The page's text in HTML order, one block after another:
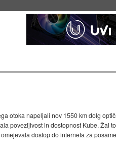
otoka napeljali nov 1550 km dolg
povezljivost in dostopnost Kube. Žal
dostop do interneta za